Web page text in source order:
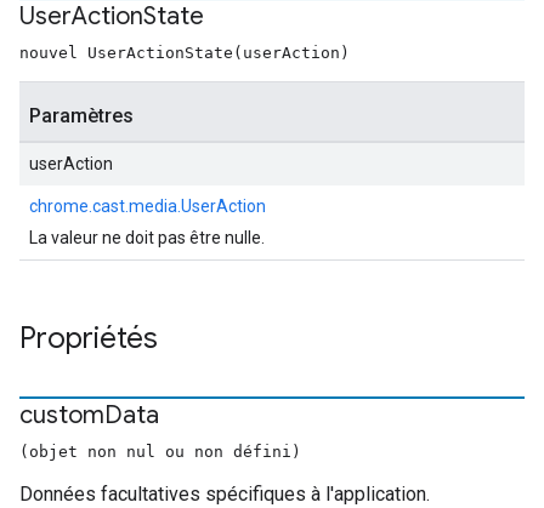
UserActionState
nouvel UserActionState(userAction)
Paramètres
userAction
chrome.cast.media.UserAction
La valeur ne doit pas être nulle.
Propriétés
customData
(objet non nul ou non défini)
Données facultatives spécifiques à l'application.